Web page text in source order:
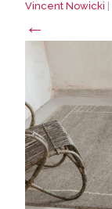
Vincent Nowicki
←